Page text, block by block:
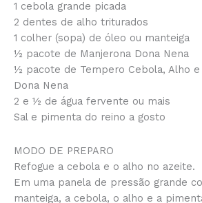
1 cebola grande picada
2 dentes de alho triturados
1 colher (sopa) de óleo ou manteiga
½ pacote de Manjerona Dona Nena
½ pacote de Tempero Cebola, Alho e
Dona Nena
2 e ½ de água fervente ou mais
Sal e pimenta do reino a gosto
MODO DE PREPARO
Refogue a cebola e o alho no azeite.
Em uma panela de pressão grande
manteiga, a cebola, o alho e a